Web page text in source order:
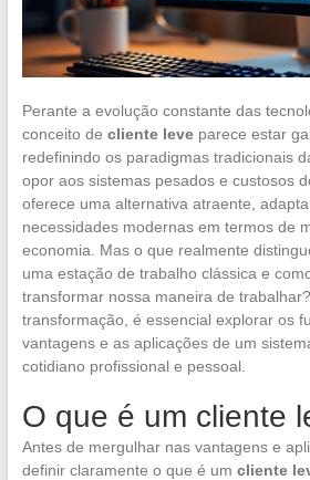
Perante a evolução constante das
conceito de cliente leveparece estar
redefinindo os paradigmas tradicionais
opor aos sistemas pesados e custosos
oferece uma alternativa atraente,
necessidades modernas em termos de
economia. Mas o que realmente
uma estação de trabalho clássica e
transformar nossa maneira de
transformação, é essencial explorar os
vantagens e as aplicações de um
cotidiano profissional e pessoal.
O que é um cliente
Antes de mergulhar nas vantagens e
definir claramente o que é um cliente